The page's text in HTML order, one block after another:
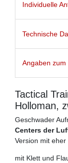
Individuelle
Technische
Angaben zum
Tactical
Holloman,
Geschwader
Centers der
Version mit
mit Klett und